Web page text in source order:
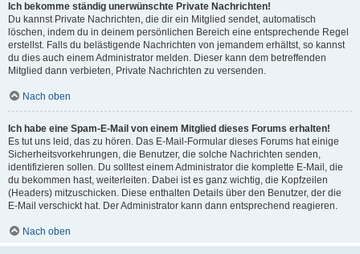
Ich bekomme ständig unerwünschte Private Nachrichten!
Du kannst Private Nachrichten, die dir ein Mitglied sendet, automatisch
löschen, indem du in deinem persönlichen Bereich eine entsprechende Regel
erstellst. Falls du belästigende Nachrichten von jemandem erhältst, so kannst
du dies auch einem Administrator melden. Dieser kann dem betreffenden
Mitglied dann verbieten, Private Nachrichten zu versenden.
Nach oben
Ich habe eine Spam-E-Mail von einem Mitglied dieses Forums erhalten!
Es tut uns leid, das zu hören. Das E-Mail-Formular dieses Forums hat einige
Sicherheitsvorkehrungen, die Benutzer, die solche Nachrichten senden,
identifizieren sollen. Du solltest einem Administrator die komplette E-Mail, die
du bekommen hast, weiterleiten. Dabei ist es ganz wichtig, die Kopfzeilen
(Headers) mitzuschicken. Diese enthalten Details über den Benutzer, der die
E-Mail verschickt hat. Der Administrator kann dann entsprechend reagieren.
Nach oben